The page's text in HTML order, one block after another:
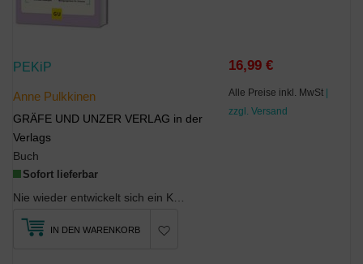
PEKiP
Anne Pulkkinen
GRÄFE UND UNZER VERLAG in der
Verlags
Buch
Sofort lieferbar
16,99 €
Alle Preise inkl. MwSt |
zzgl. Versand
IN DEN WARENKORB